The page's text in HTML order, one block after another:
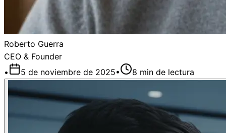
Roberto Guerra
CEO & Founder
•
5 de noviembre de 2025• 8 min de lectura